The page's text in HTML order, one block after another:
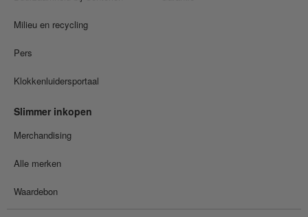
Milieu en recycling
Pers
Klokkenluidersportaal
Slimmer inkopen
Merchandising
Alle merken
Waardebon